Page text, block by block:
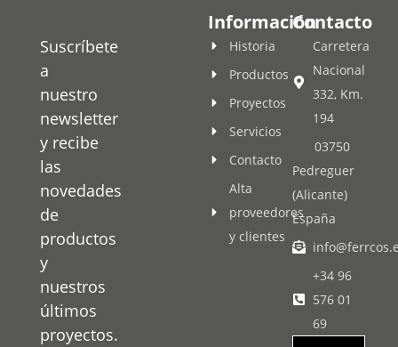
Suscríbete
a
nuestro
newsletter
y recibe
las
novedades
de
productos
y
nuestros
últimos
proyectos.
Información
Historia
Productos
Proyectos
Servicios
Contacto
Alta
proveedores
y clientes
Contacto
Carretera
Nacional
332, Km.
194
03750
Pedreguer
(Alicante)
España
+34 96
576 01
69